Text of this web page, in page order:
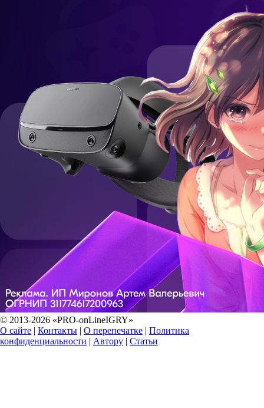
© 2013-2026 «PRO-onLineIGRY»
О сайте | Контакты | О перепечатке | Политика
конфиденциальности | Автору | Статьи